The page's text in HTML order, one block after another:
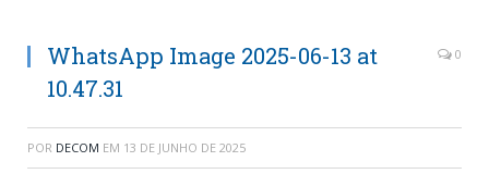
WhatsApp Image 2025-06-13 at
10.47.31
0
POR DECOM EM 13 DE JUNHO DE 2025